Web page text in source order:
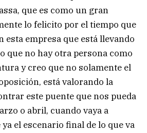
que es como un gran
lo felicito por el tiempo que
esta empresa que está llevando
que no hay otra persona como
y creo que no solamente el
está valorando la
este puente que nos pueda
o abril, cuando vaya a
el escenario final de lo que va